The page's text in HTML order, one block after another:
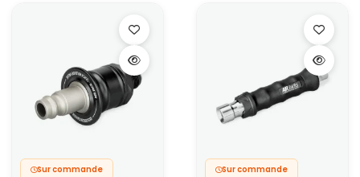
Sur commande Sur commande